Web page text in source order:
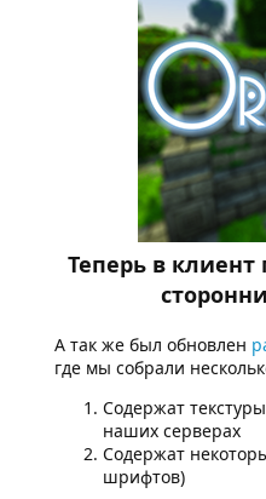
Теперь в
А так же был обновлен
где мы собрали
Содержат
наших серверах
Содержат
шрифтов)